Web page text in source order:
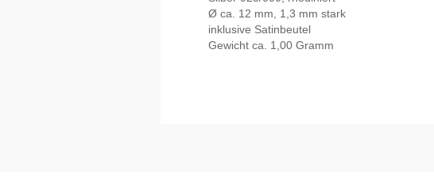
Ø ca. 12 mm, 1,3 mm stark
inklusive Satinbeutel
Gewicht ca. 1,00 Gramm